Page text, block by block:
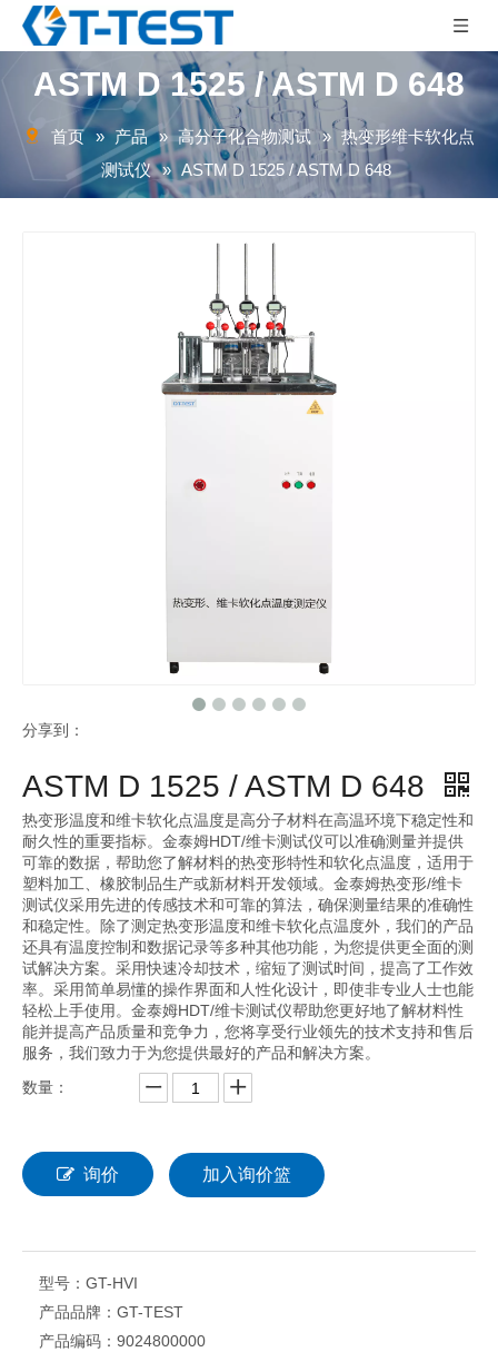
ASTM D 1525 / ASTM D 648
首页 » 产品 » 高分子化合物测试 » 热变形维卡软化点
测试仪 » ASTM D 1525 / ASTM D 648
分享到：
ASTM D 1525 / ASTM D 648
热变形温度和维卡软化点温度是高分子材料在高温环境下稳定性和
耐久性的重要指标。金泰姆HDT/维卡测试仪可以准确测量并提供
可靠的数据，帮助您了解材料的热变形特性和软化点温度，适用于
塑料加工、橡胶制品生产或新材料开发领域。金泰姆热变形/维卡
测试仪采用先进的传感技术和可靠的算法，确保测量结果的准确性
和稳定性。除了测定热变形温度和维卡软化点温度外，我们的产品
还具有温度控制和数据记录等多种其他功能，为您提供更全面的测
试解决方案。采用快速冷却技术，缩短了测试时间，提高了工作效
率。采用简单易懂的操作界面和人性化设计，即使非专业人士也能
轻松上手使用。金泰姆HDT/维卡测试仪帮助您更好地了解材料性
能并提高产品质量和竞争力，您将享受行业领先的技术支持和售后
服务，我们致力于为您提供最好的产品和解决方案。
数量：
询价 加入询价篮
型号： GT-HVI
产品品牌： GT-TEST
产品编码： 9024800000